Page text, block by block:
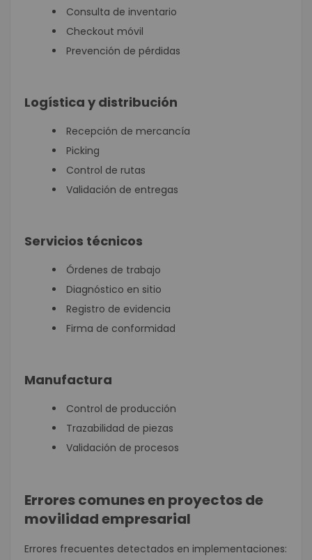
Consulta de inventario
Checkout móvil
Prevención de pérdidas
Logística y distribución
Recepción de mercancía
Picking
Control de rutas
Validación de entregas
Servicios técnicos
Órdenes de trabajo
Diagnóstico en sitio
Registro de evidencia
Firma de conformidad
Manufactura
Control de producción
Trazabilidad de piezas
Validación de procesos
Errores comunes en proyectos de
movilidad empresarial
Errores frecuentes detectados en implementaciones: